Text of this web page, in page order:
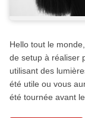
Hello tout le
de setup à réaliser
utilisant des
été utile ou vous
été tournée avant